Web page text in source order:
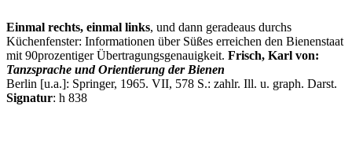
Einmal rechts, einmal links, und dann geradeaus durchs
Küchenfenster: Informationen über Süßes erreichen den Bienenstaat
mit 90prozentiger Übertragungsgenauigkeit. Frisch, Karl von:
Tanzsprache und Orientierung der Bienen
Berlin [u.a.]: Springer, 1965. VII, 578 S.: zahlr. Ill. u. graph. Darst.
Signatur: h 838